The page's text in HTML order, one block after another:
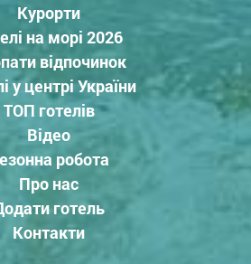
Курорти
на морі 2026
відпочинок
у центрі України
ТОП готелів
Відео
робота
Про нас
готель
Контакти